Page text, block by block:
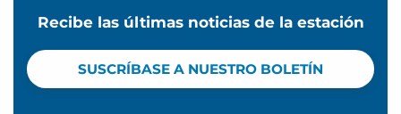
Recibe las últimas noticias de la estación
SUSCRÍBASE A NUESTRO BOLETÍN